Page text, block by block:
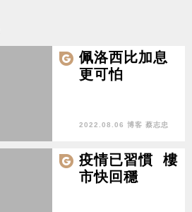
佩洛西比加息
更可怕
2022.08.06 博客 蔡志忠
疫情已習慣 樓
市快回穩